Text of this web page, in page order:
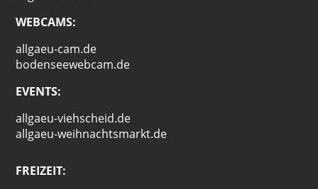
WEBCAMS:
allgaeu-cam.de
bodenseewebcam.de
EVENTS:
allgaeu-viehscheid.de
allgaeu-weihnachtsmarkt.de
FREIZEIT: